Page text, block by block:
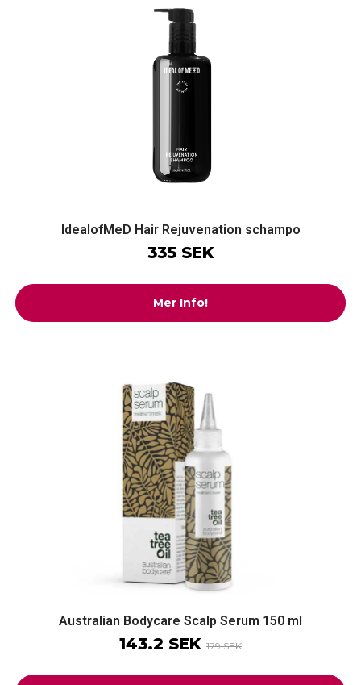
IdealofMeD Hair Rejuvenation schampo
335 SEK
Mer Info!
Australian Bodycare Scalp Serum 150 ml
143.2 SEK 179 SEK